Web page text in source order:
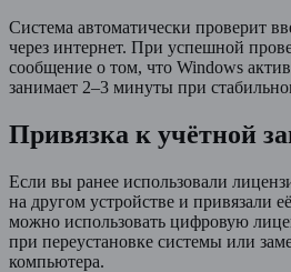
Система автоматически проверит
через интернет. При успешной
сообщение о том, что Windows
занимает 2–3 минуты при
Привязка к учётной
Если вы ранее использовали
на другом устройстве и привязали
можно использовать цифровую
при переустановке системы или
компьютера.